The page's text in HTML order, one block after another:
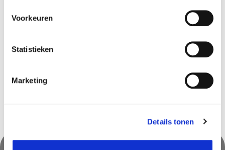
Voorkeuren
Statistieken
Marketing
Details tonen